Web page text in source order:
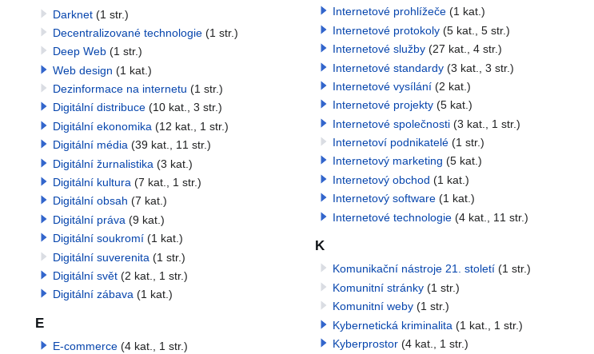
Darknet (1 str.)
Decentralizované technologie (1 str.)
Deep Web (1 str.)
Web design (1 kat.)
Dezinformace na internetu (1 str.)
Digitální distribuce (10 kat., 3 str.)
Digitální ekonomika (12 kat., 1 str.)
Digitální média (39 kat., 11 str.)
Digitální žurnalistika (3 kat.)
Digitální kultura (7 kat., 1 str.)
Digitální obsah (7 kat.)
Digitální práva (9 kat.)
Digitální soukromí (1 kat.)
Digitální suverenita (1 str.)
Digitální svět (2 kat., 1 str.)
Digitální zábava (1 kat.)
E
E-commerce (4 kat., 1 str.)
Internetové prohlížeče (1 kat.)
Internetové protokoly (5 kat., 5 str.)
Internetové služby (27 kat., 4 str.)
Internetové standardy (3 kat., 3 str.)
Internetové vysílání (2 kat.)
Internetové projekty (5 kat.)
Internetové společnosti (3 kat., 1 str.)
Internetoví podnikatelé (1 str.)
Internetový marketing (5 kat.)
Internetový obchod (1 kat.)
Internetový software (1 kat.)
Internetové technologie (4 kat., 11 str.)
K
Komunikační nástroje 21. století (1 str.)
Komunitní stránky (1 str.)
Komunitní weby (1 str.)
Kybernetická kriminalita (1 kat., 1 str.)
Kyberprostor (4 kat., 1 str.)